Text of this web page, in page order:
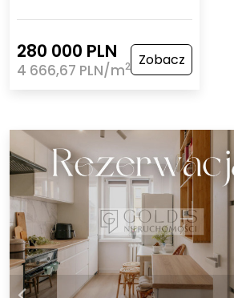
280 000 PLN
4 666,67 PLN/m2 Zobacz